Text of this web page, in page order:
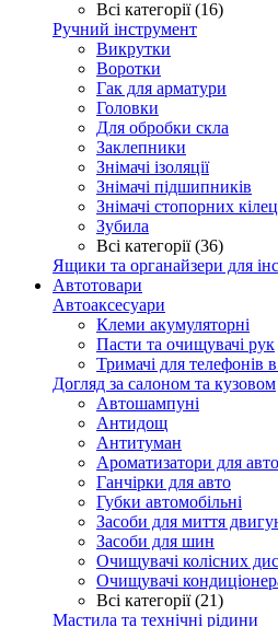
Всі категорії (16)
Ручний інструмент
Викрутки
Воротки
Гак для арматури
Головки
Для обробки скла
Заклепники
Знімачі ізоляції
Знімачі підшипників
Знімачі стопорних
Зубила
Всі категорії (36)
Ящики та органайзери для
Автотовари
Автоаксесуари
Клеми акумуляторні
Пасти та очищувачі рук
Тримачі для телефонів
Догляд за салоном та кузовом
Автошампуні
Антидощ
Антитуман
Ароматизатори для авто
Ганчірки для авто
Губки автомобільні
Засоби для миття
Засоби для шин
Очищувачі колісних
Очищувачі
Всі категорії (21)
Мастила та технічні рідини